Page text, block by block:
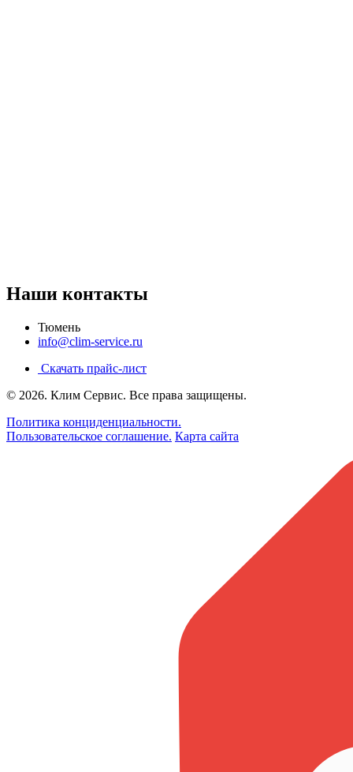
Наши контакты
Тюмень
info@clim-service.ru
Скачать прайс-лист
© 2026. Клим Сервис. Все права защищены.
Политика конциденциальности.
Пользовательское соглашение. Карта сайта